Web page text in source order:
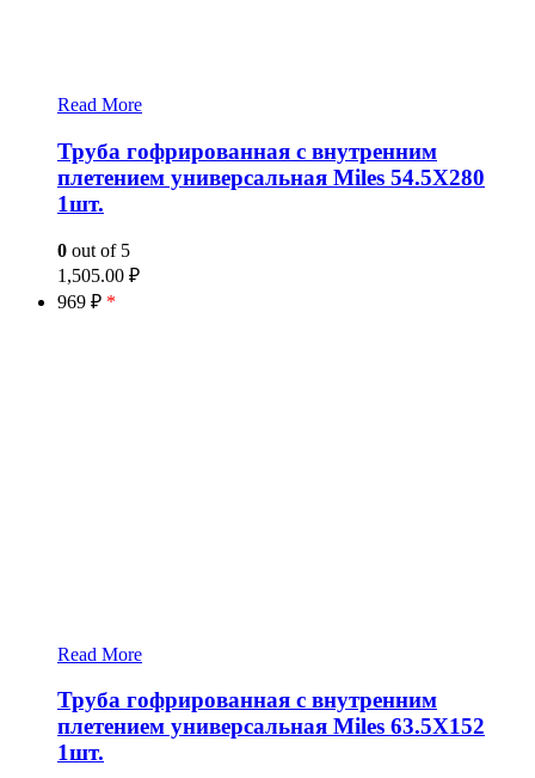
Read More
Труба гофрированная с внутренним
плетением универсальная Miles 54.5X280
1шт.
0 out of 5
1,505.00 ₽
969 ₽ *
Read More
Труба гофрированная с внутренним
плетением универсальная Miles 63.5X152
1шт.